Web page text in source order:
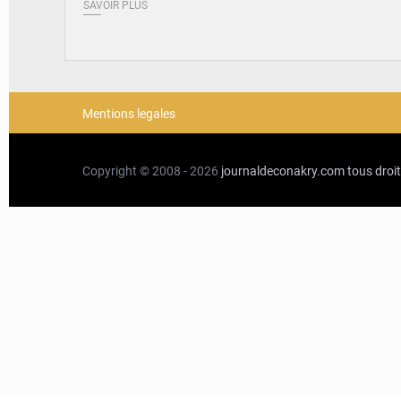
SAVOIR PLUS
Mentions legales
Copyright © 2008 - 2026 journaldeconakry.comtous